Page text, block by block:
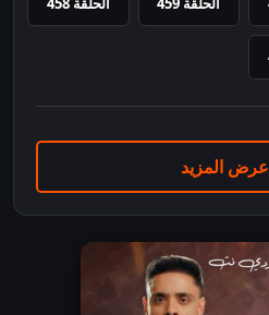
عرض المزيد